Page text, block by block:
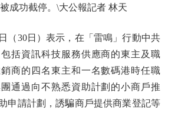
成功截停。\大公報記者 林天
30日）表示，在「雷鳴」行動中共
括資訊科技服務供應商的東主及職
商的四名東主和一名數碼港時任職
通過向不熟悉資助計劃的小商戶推
申請計劃，誘騙商戶提供商業登記等